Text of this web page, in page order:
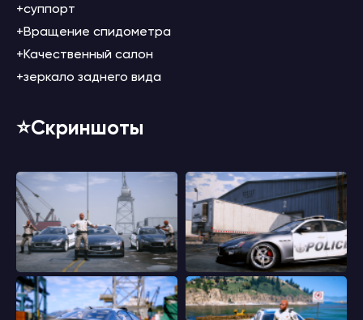
+суппорт
+Вращение спидометра
+Качественный салон
+зеркало заднего вида
⭐️Скриншоты